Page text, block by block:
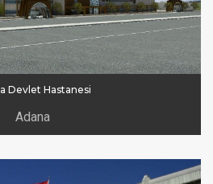
Devlet Hastanesi
Adana